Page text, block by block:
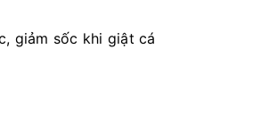
giảm sốc khi giật cá